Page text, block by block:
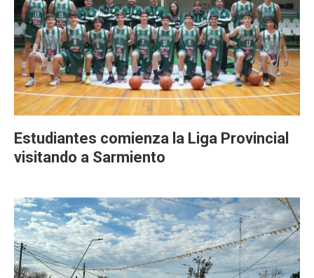
Estudiantes comienza la Liga Provincial
visitando a Sarmiento